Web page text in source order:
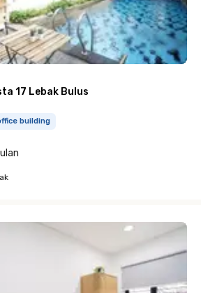
17 Lebak Bulus
building